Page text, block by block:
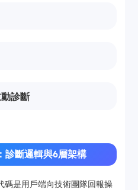
診斷
斷邏輯與6層架構
是用戶端向技術團隊回報操